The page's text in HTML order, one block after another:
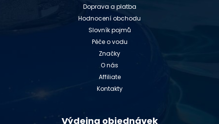
Doprava a platba
Hodnocení obchodu
Slovník pojmů
Péče o vodu
Značky
O nás
Affiliate
Kontakty
Výdejna objednávek